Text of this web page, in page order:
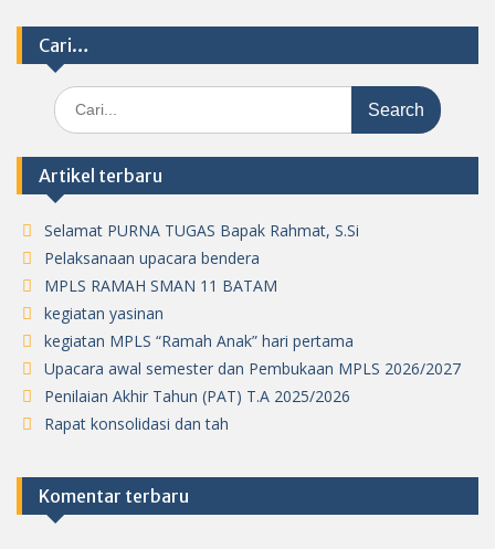
Cari…
Search
for:
Artikel terbaru
Selamat PURNA TUGAS Bapak Rahmat, S.Si
Pelaksanaan upacara bendera
MPLS RAMAH SMAN 11 BATAM
kegiatan yasinan
kegiatan MPLS “Ramah Anak” hari pertama
Upacara awal semester dan Pembukaan MPLS 2026/2027
Penilaian Akhir Tahun (PAT) T.A 2025/2026
Rapat konsolidasi dan tah
Komentar terbaru